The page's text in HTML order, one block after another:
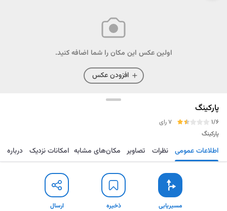
اولین عکس این مکان را شما اضافه کنید.
افزودن عکس
پارکینگ
1/6
7 رای
پارکینگ
مسیریابی ذخیره ارسال اطلاعات عمومی نظرات تصاویر مکان‌های مشابه امکانات نزدیک درباره
مسیریابی ذخیره ارسال